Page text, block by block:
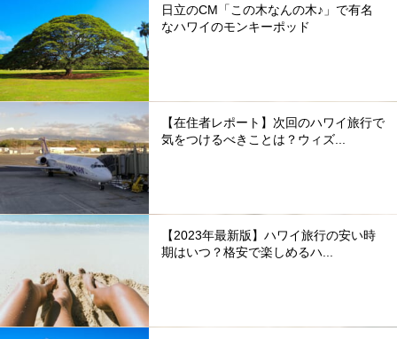
日立のCM「この木なんの木♪」で有名
なハワイのモンキーポッド
【在住者レポート】次回のハワイ旅行で
気をつけるべきことは？ウィズ...
【2023年最新版】ハワイ旅行の安い時
期はいつ？格安で楽しめるハ...